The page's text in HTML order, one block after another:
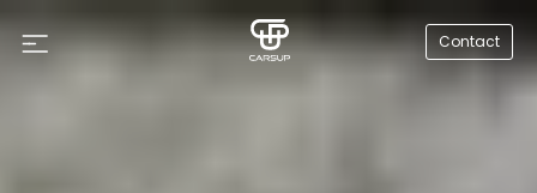
Contact